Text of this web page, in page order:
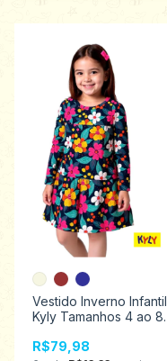
Vestido Inverno Infantil
Kyly Tamanhos 4 ao 8
R$79,98